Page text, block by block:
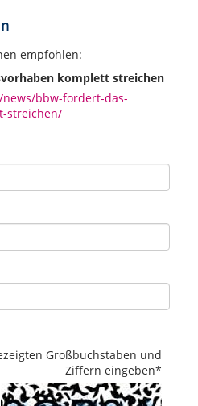
empfohlen:
komplett streichen
bbw-fordert-das-
streichen/
Großbuchstaben und
Ziffern eingeben*